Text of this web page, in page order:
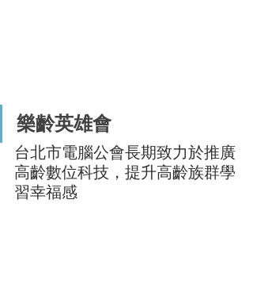
樂齡英雄會
台北市電腦公會長期致力於推廣
高齡數位科技，提升高齡族群學
習幸福感